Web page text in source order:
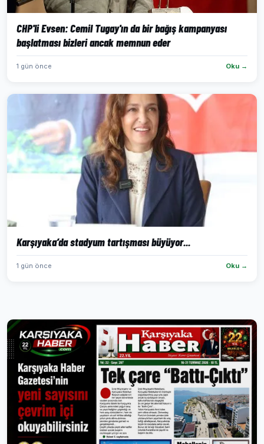
CHP'li Evsen: Cemil Tugay'ın da bir bağış kampanyası
başlatması bizleri ancak memnun eder
1 gün önce Oku →
Karşıyaka’da stadyum tartışması büyüyor...
1 gün önce Oku →